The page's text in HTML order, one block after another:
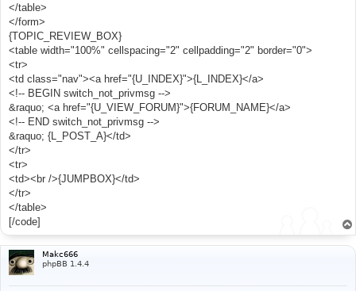
</table>
</form>
{TOPIC_REVIEW_BOX}
<table width="100%" cellspacing="2" cellpadding="2" border="0">
<tr>
<td class="nav"><a href="{U_INDEX}">{L_INDEX}</a>
<!-- BEGIN switch_not_privmsg -->
&raquo; <a href="{U_VIEW_FORUM}">{FORUM_NAME}</a>
<!-- END switch_not_privmsg -->
&raquo; {L_POST_A}</td>
</tr>
<tr>
<td><br />{JUMPBOX}</td>
</tr>
</table>
[/code]
Makc666
phpBB 1.4.4